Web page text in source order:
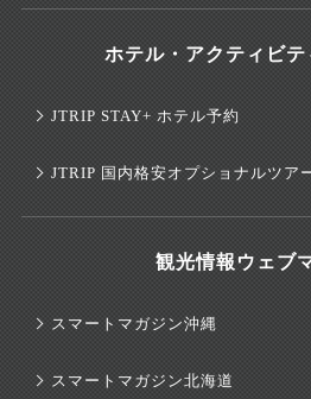
ホテル・アクティビ
JTRIP STAY+ ホテル予約
JTRIP 国内格安オプショナルツア
観光情報ウェブ
スマートマガジン沖縄
スマートマガジン北海道